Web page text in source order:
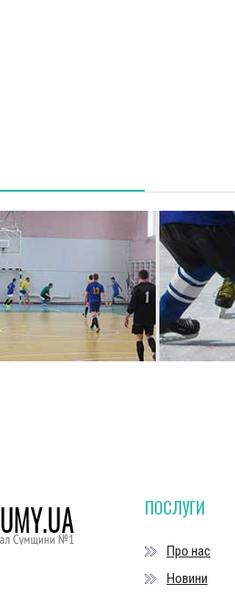
ПОСЛУГИ
Про нас
Новини